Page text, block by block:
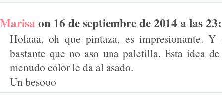
Marisa on 16 de septiembre de 2014 a las
Holaaa, oh que pintaza, es impresionante.
bastante que no aso una paletilla. Esta idea
menudo color le da al asado.
Un besooo